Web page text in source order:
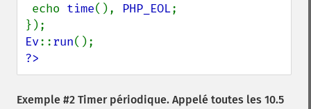
echo time(), PHP_EOL;
Ev::run
?>
Exemple #2 Timer périodique. Appelé toutes les 10.5